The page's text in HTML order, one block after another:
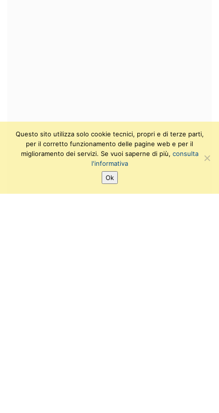
Questo sito utilizza solo cookie tecnici, propri e di terze parti,
per il corretto funzionamento delle pagine web e per il
miglioramento dei servizi. Se vuoi saperne di più, consulta
l'informativa
Ok